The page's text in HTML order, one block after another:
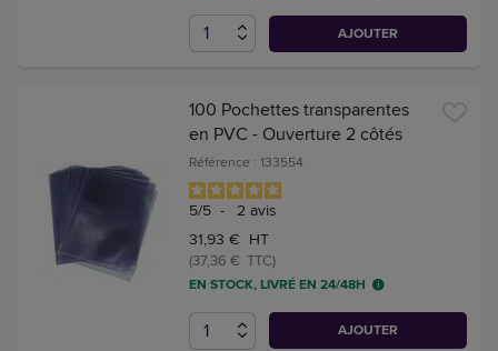
AJOUTER
100 Pochettes transparentes
en PVC - Ouverture 2 côtés
Référence : 133554
5/5 - 2 avis
31,93 € HT
(37,36 € TTC)
EN STOCK, LIVRÉ EN 24/48H
AJOUTER